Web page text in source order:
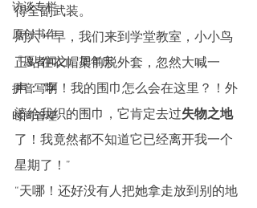
访谈专栏
原创书作
『愿者闻之』周年庆
拼音写字
时间管理
得全副武装。
周六一早，我们来到学堂教室，小小鸟
正站在衣帽架前脱外套，忽然大喊一
声：“啊！我的围巾怎么会在这里？！外
婆给我织的围巾，它肯定去过失物之地
了！我竟然都不知道它已经离开我一个
星期了！”
“天哪！还好没有人把她拿走放到别的地